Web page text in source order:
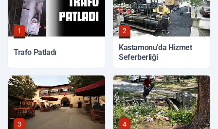
1
Trafo Patladı
2
Kastamonu'da Hizmet
Seferberliği
3 4